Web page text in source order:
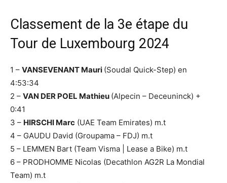
Classement de la 3e étape du
Tour de Luxembourg 2024
1 – VANSEVENANT Mauri (Soudal Quick-Step) en
4:53:34
2 – VAN DER POEL Mathieu (Alpecin – Deceuninck) +
0:41
3 – HIRSCHI Marc (UAE Team Emirates) m.t
4 – GAUDU David (Groupama – FDJ) m.t
5 – LEMMEN Bart (Team Visma | Lease a Bike) m.t
6 – PRODHOMME Nicolas (Decathlon AG2R La Mondial
Team) m.t